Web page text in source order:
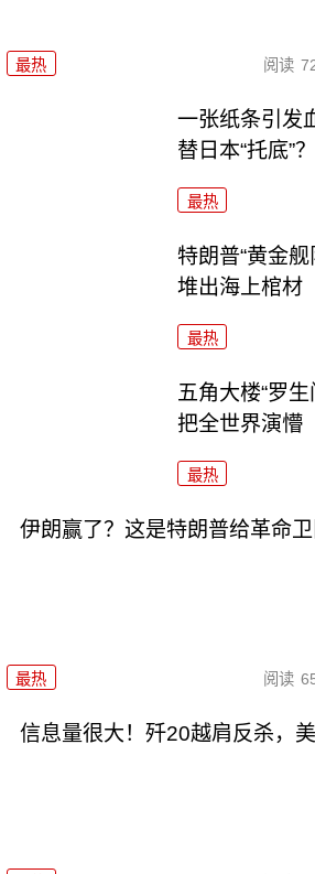
最热 阅读
一张纸条引发
替日本“托底”？
最热
特朗普“黄金
堆出海上棺材
最热
五角大楼“罗
把全世界演懵
最热
伊朗赢了？这是特朗普给革命卫
最热 阅读
信息量很大！歼20越肩反杀，